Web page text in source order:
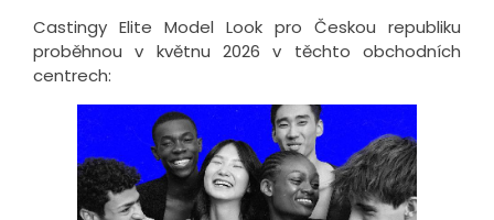
Castingy Elite Model Look pro Českou republiku
proběhnou v květnu 2026 v těchto obchodních
centrech: